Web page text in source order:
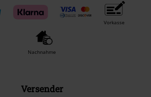
Vorkasse
Nachnahme
Versender